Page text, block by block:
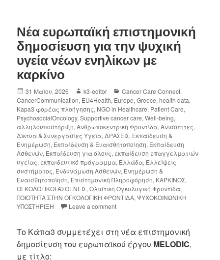
Νέα ευρωπαϊκή επιστημονική
δημοσίευση για την ψυχική
υγεία νέων ενηλίκων με
καρκίνο
31 Μαΐου, 2026 k3-editor Cancer Care Connect,
CancerCommunication, EU4Health, Europe,Greece,health data,
Kapa3 φορέας πλοήγησης, NGO in Healthcare, Patient Care,
PsychosocialOncology,Supportive cancer care,Well-being,
αλληλοϋποστήριξη,Ανθρωποκεντρική Φροντίδα,Ανισότητες,
Δίκτυα & Συνεργασίες Υγεία,ΔΡΑΣΕΙΣ, Εκπαίδευση &
Ενημέρωση, Εκπαίδευση & Ευαισθητοποίηση, Εκπαίδευση
Ασθενών, Εκπαίδευση για όλους, εκπαίδευση επαγγελματιών
υγείας, εκπαιδευτικό πρόγραμμα, Ελλάδα, Ελλείψεις
συστήματος, Ενδυνάμωση Ασθενών, Ενημέρωση &
Ευαισθητοποίηση, Επιστημονική Πληροφόρηση, ΚΑΡΚΙΝΟΣ,
ΟΓΚΟΛΟΓΙΚΟΙ ΑΣΘΕΝΕΙΣ,Ολιστική Ογκολογική Φροντίδα,
ΠΟΙΟΤΗΤΑ ΣΤΗΝ ΟΓΚΟΛΟΓΙΚΗ ΦΡΟΝΤΙΔΑ,ΨΥΧΟΚΟΙΝΩΝΙΚΗ
ΥΠΟΣΤΗΡΙΞΗ
Leave a comment
Το Κάπα3 συμμετέχει στη νέα επιστημονική
δημοσίευση του ευρωπαϊκού έργου MELODIC,
με τίτλο: